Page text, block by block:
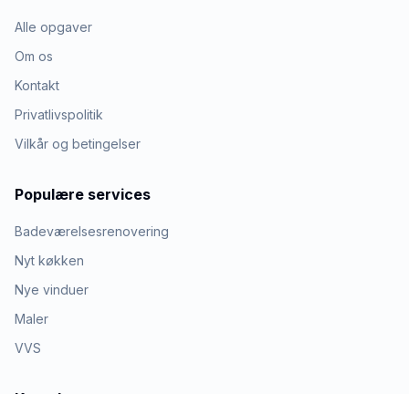
Alle opgaver
Om os
Kontakt
Privatlivspolitik
Vilkår og betingelser
Populære services
Badeværelsesrenovering
Nyt køkken
Nye vinduer
Maler
VVS